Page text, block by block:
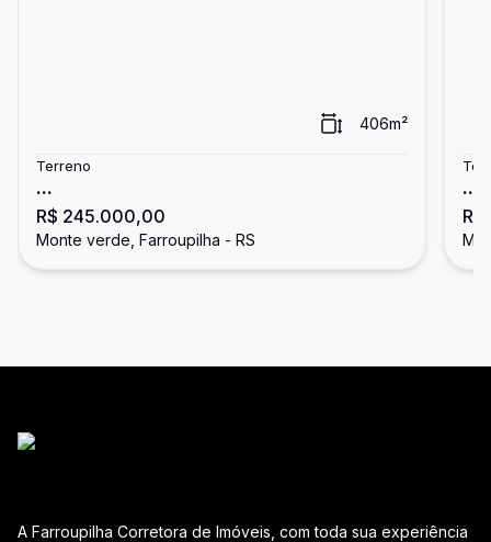
406m²
Terreno
...
R$ 245.000,00
Monte verde, Farroupilha - RS
...
A Farroupilha Corretora de Imóveis, com toda sua experiência